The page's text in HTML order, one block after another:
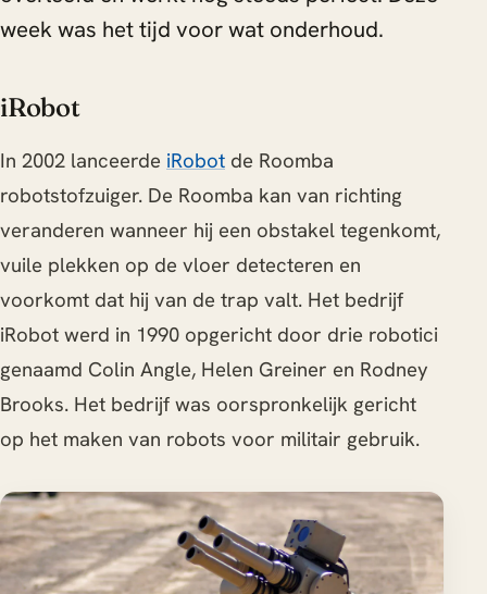
week was het tijd voor wat onderhoud.
iRobot
In 2002 lanceerde iRobot de Roomba
robotstofzuiger. De Roomba kan van richting
veranderen wanneer hij een obstakel tegenkomt,
vuile plekken op de vloer detecteren en
voorkomt dat hij van de trap valt. Het bedrijf
iRobot werd in 1990 opgericht door drie robotici
genaamd Colin Angle, Helen Greiner en Rodney
Brooks. Het bedrijf was oorspronkelijk gericht
op het maken van robots voor militair gebruik.